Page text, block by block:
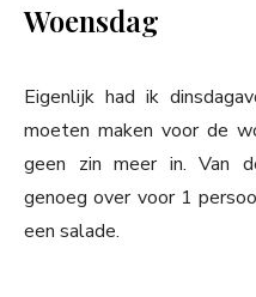
Woensdag
Eigenlijk had ik
moeten maken voor de
geen zin meer in. Van
genoeg over voor 1
een salade.